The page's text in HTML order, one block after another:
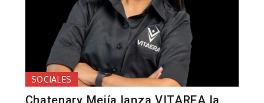
SOCIALES
Chatenary Mejía lanza VITAREA la